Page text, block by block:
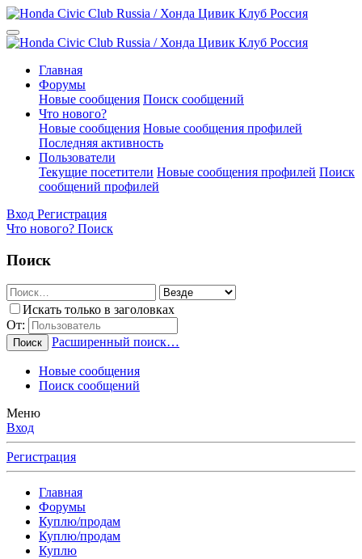
Главная
Форумы
Новые сообщения Поиск сообщений
Что нового?
Новые сообщения Новые сообщения профилей
Последняя активность
Пользователи
Текущие посетители Новые сообщения профилей Поиск
сообщений профилей
Вход Регистрация
Что нового? Поиск
Поиск
Искать только в заголовках
От:
Поиск Расширенный поиск…
Новые сообщения
Поиск сообщений
Меню
Вход
Регистрация
Главная
Форумы
Куплю/продам
Куплю/продам
Куплю